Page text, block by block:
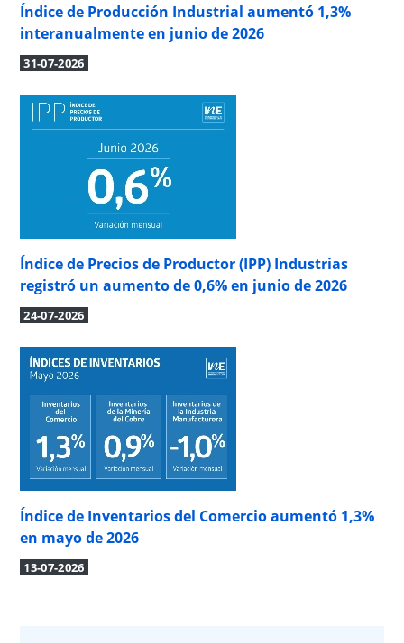
Índice de Producción Industrial aumentó 1,3%
interanualmente en junio de 2026
31-07-2026
Índice de Precios de Productor (IPP) Industrias
registró un aumento de 0,6% en junio de 2026
24-07-2026
Índice de Inventarios del Comercio aumentó 1,3%
en mayo de 2026
13-07-2026